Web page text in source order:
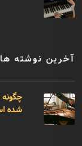
آخرین نوشته ها
شده